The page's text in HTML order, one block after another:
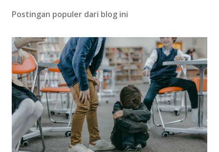
s
n
g
K
o
m
e
n
t
a
Postingan populer dari blog ini